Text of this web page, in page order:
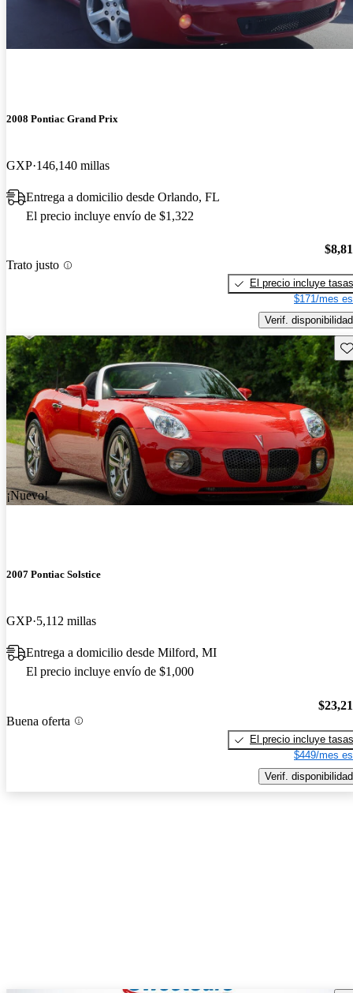
2008 Pontiac Grand Prix
GXP 146,140 millas
Entrega a domicilio desde Orlando, FL
El precio incluye envío de $1,322
Trato justo
El precio incluye tasas
$171/mes
Verif. disponibilidad
¡Nuevo!
2007 Pontiac Solstice
GXP 5,112 millas
Entrega a domicilio desde Milford, MI
El precio incluye envío de $1,000
Buena oferta
El precio incluye tasas
$449/mes
Verif. disponibilidad